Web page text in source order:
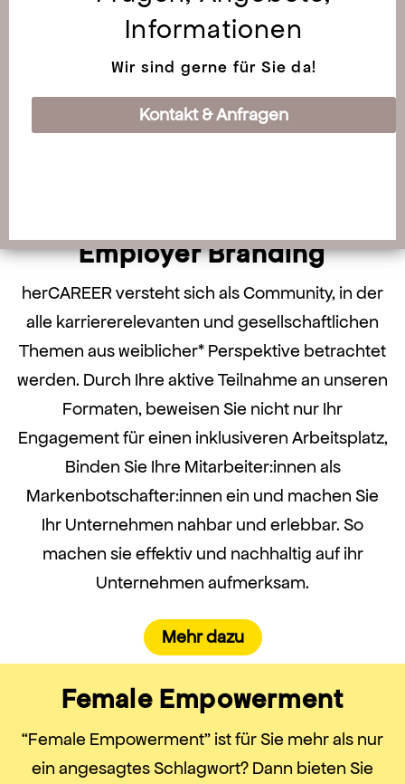
Auf der Suche nach weiblichen Talenten? Mit
Sie auf ein hochkarätiges Netzwerk? zurück: Wir
unterstützen Sie ganzjährig dabei, die passende
Kandidat:in für Ihr Unternehmen zu finden.
Employer Branding
herCAREER versteht sich als Community, in der
alle karriererelevanten und gesellschaftlichen
Themen aus weiblicher* Perspektive betrachtet
werden. Durch Ihre aktive Teilnahme an unseren
Formaten, beweisen Sie nicht nur Ihr
Engagement für einen inklusiveren Arbeitsplatz,
Binden Sie Ihre Mitarbeiter:innen als
Markenbotschafter:innen ein und machen Sie
Ihr Unternehmen nahbar und erlebbar. So
machen sie effektiv und nachhaltig auf ihr
Unternehmen aufmerksam.
Mehr dazu
Female Empowerment
“Female Empowerment” ist für Sie mehr als nur
ein angesagtes Schlagwort? Dann bieten Sie
Informationen
Wir sind gerne für Sie da!
Kontakt & Anfragen